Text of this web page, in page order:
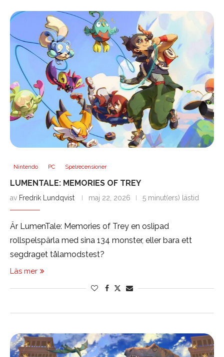
Nintendo PC Spelrecensioner
LUMENTALE: MEMORIES OF TREY
av Fredrik Lundqvist maj 22, 2026 5 minut(ers) lästid
Är LumenTale: Memories of Trey en oslipad
rollspelspärla med sina 134 monster, eller bara ett
segdraget tålamodstest?
Läs mer